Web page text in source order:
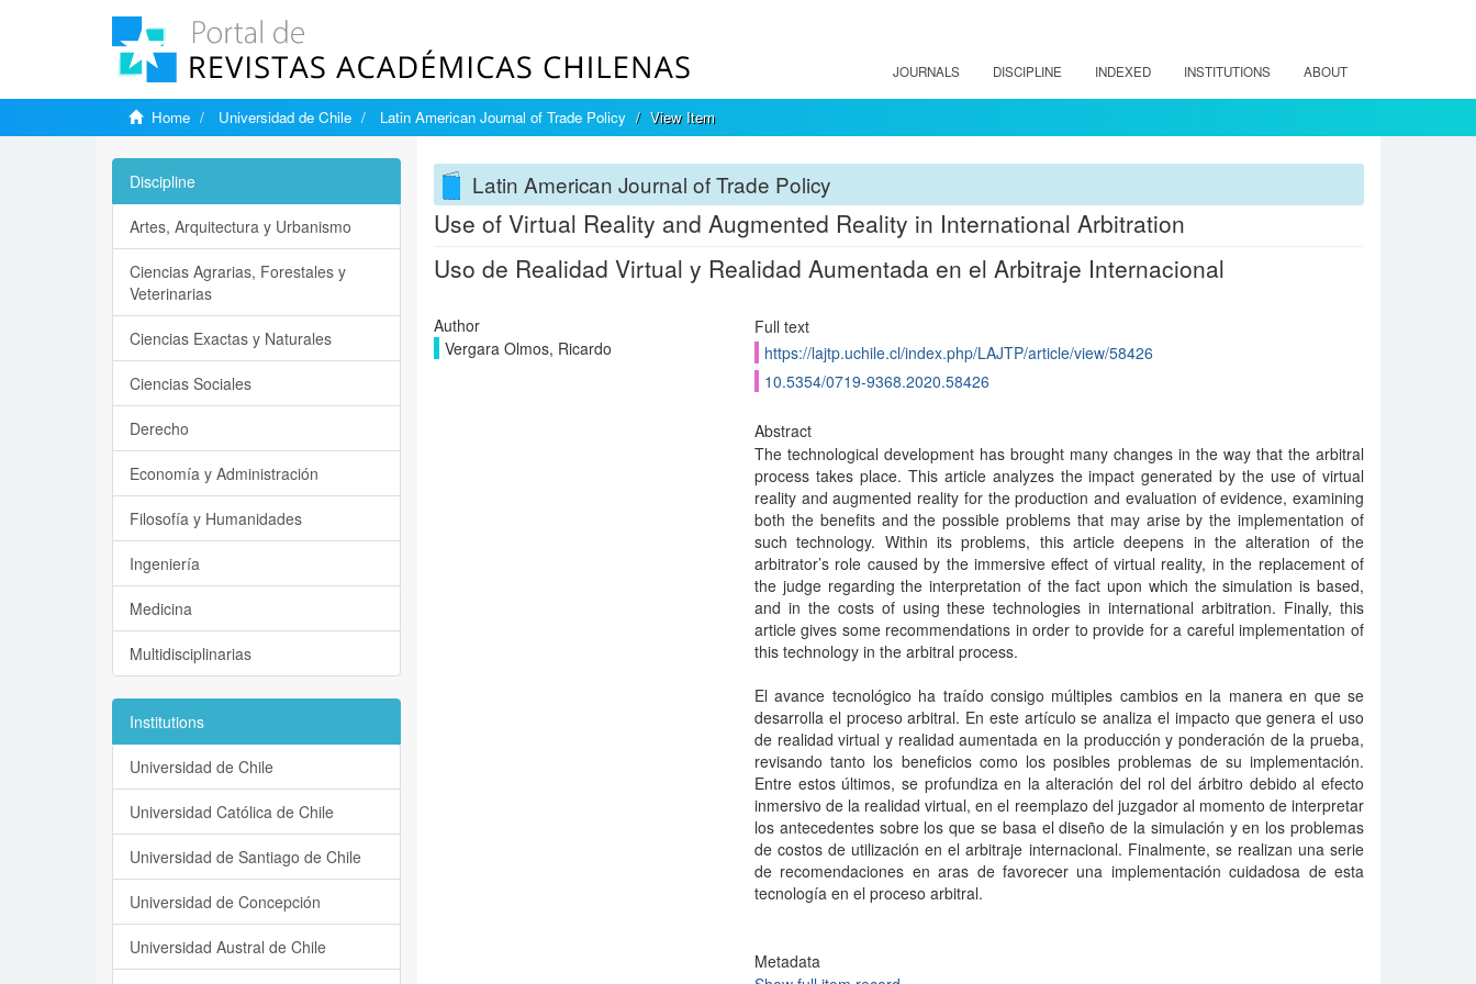
JOURNALS DISCIPLINE INDEXED INSTITUTIONS ABOUT
Home Universidad de Chile Latin American Journal of Trade Policy View Item
Latin American Journal of Trade Policy
Use of Virtual Reality and Augmented Reality in International Arbitration
Uso de Realidad Virtual y Realidad Aumentada en el Arbitraje Internacional
Author
Vergara Olmos, Ricardo
Full text
https://lajtp.uchile.cl/index.php/LAJTP/article/view/58426
10.5354/0719-9368.2020.58426
Abstract
The technological development has brought many changes in the way that the arbitral
process takes place. This article analyzes the impact generated by the use of virtual
reality and augmented reality for the production and evaluation of evidence, examining
both the benefits and the possible problems that may arise by the implementation of
such technology. Within its problems, this article deepens in the alteration of the
arbitrator’s role caused by the immersive effect of virtual reality, in the replacement of
the judge regarding the interpretation of the fact upon which the simulation is based,
and in the costs of using these technologies in international arbitration. Finally, this
article gives some recommendations in order to provide for a careful implementation of
this technology in the arbitral process.
El avance tecnológico ha traído consigo múltiples cambios en la manera en que se
desarrolla el proceso arbitral. En este artículo se analiza el impacto que genera el uso
de realidad virtual y realidad aumentada en la producción y ponderación de la prueba,
revisando tanto los beneficios como los posibles problemas de su implementación.
Entre estos últimos, se profundiza en la alteración del rol del árbitro debido al efecto
inmersivo de la realidad virtual, en el reemplazo del juzgador al momento de interpretar
los antecedentes sobre los que se basa el diseño de la simulación y en los problemas
de costos de utilización en el arbitraje internacional. Finalmente, se realizan una serie
de recomendaciones en aras de favorecer una implementación cuidadosa de esta
tecnología en el proceso arbitral.
Metadata
Discipline
Artes, Arquitectura y Urbanismo
Ciencias Agrarias, Forestales y
Veterinarias
Ciencias Exactas y Naturales
Ciencias Sociales
Derecho
Economía y Administración
Filosofía y Humanidades
Ingeniería
Medicina
Multidisciplinarias
Institutions
Universidad de Chile
Universidad Católica de Chile
Universidad de Santiago de Chile
Universidad de Concepción
Universidad Austral de Chile